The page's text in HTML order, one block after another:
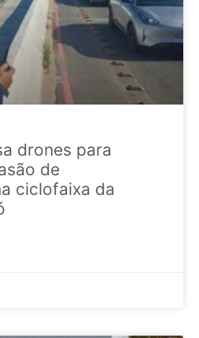
drones para
de
ciclofaixa da